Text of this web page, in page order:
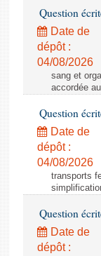
Question
Date de
dépôt :
04/08/2026
sang et
accordée
Question
Date de
dépôt :
04/08/2026
transports
Question
Date de
dépôt :